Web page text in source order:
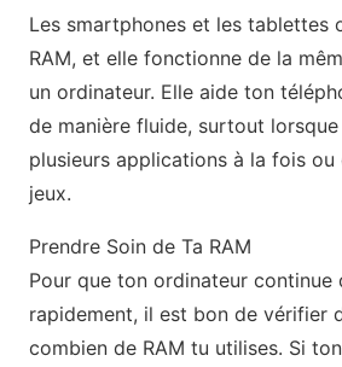
Les smartphones et les tablettes
RAM, et elle fonctionne de la
un ordinateur. Elle aide ton
de manière fluide, surtout
plusieurs applications à la fois ou
jeux.
Prendre Soin de Ta RAM
Pour que ton ordinateur continue
rapidement, il est bon de vérifier
combien de RAM tu utilises. Si